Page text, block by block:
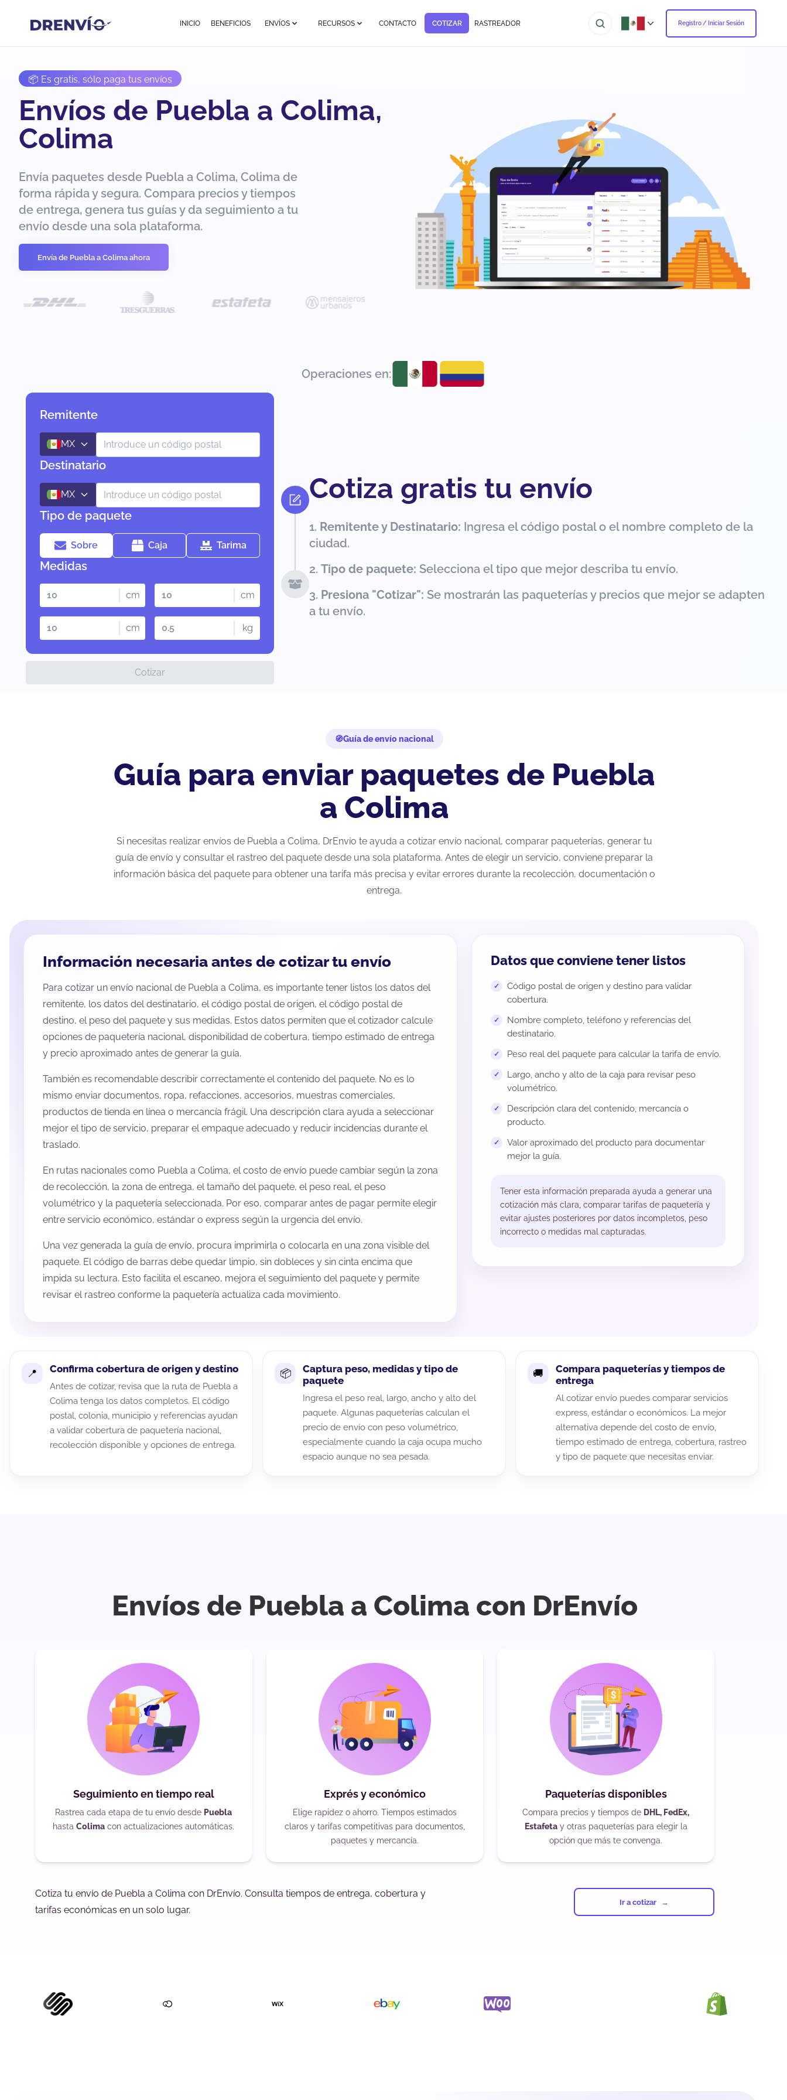
INICIO BENEFICIOS ENVÍOS RECURSOS CONTACTO COTIZAR RASTREADOR Registro / Iniciar Sesión
📦 Es gratis, sólo paga tus envíos
Envíos de Puebla a Colima,
Colima
Envía paquetes desde Puebla a Colima, Colima de
forma rápida y segura. Compara precios y tiempos
de entrega, genera tus guías y da seguimiento a tu
envío desde una sola plataforma.
Envía de Puebla a Colima ahora
Operaciones en:
Remitente
MX
Destinatario
MX
Tipo de paquete
Sobre Caja Tarima
Medidas
cm cm
cm kg
Cotizar
Cotiza gratis tu envío
Remitente y Destinatario: Ingresa el código postal o el nombre completo de la
ciudad.
Tipo de paquete: Selecciona el tipo que mejor describa tu envío.
Presiona "Cotizar": Se mostrarán las paqueterías y precios que mejor se adapten
a tu envío.
Guía de envío nacional
Guía para enviar paquetes de Puebla
a Colima
Si necesitas realizar envíos de Puebla a Colima, DrEnvío te ayuda a cotizar envío nacional, comparar paqueterías, generar tu
guía de envío y consultar el rastreo del paquete desde una sola plataforma. Antes de elegir un servicio, conviene preparar la
información básica del paquete para obtener una tarifa más precisa y evitar errores durante la recolección, documentación o
entrega.
Información necesaria antes de cotizar tu envío
Para cotizar un envío nacional de Puebla a Colima, es importante tener listos los datos del
remitente, los datos del destinatario, el código postal de origen, el código postal de
destino, el peso del paquete y sus medidas. Estos datos permiten que el cotizador calcule
opciones de paquetería nacional, disponibilidad de cobertura, tiempo estimado de entrega
y precio aproximado antes de generar la guía.
También es recomendable describir correctamente el contenido del paquete. No es lo
mismo enviar documentos, ropa, refacciones, accesorios, muestras comerciales,
productos de tienda en línea o mercancía frágil. Una descripción clara ayuda a seleccionar
mejor el tipo de servicio, preparar el empaque adecuado y reducir incidencias durante el
traslado.
En rutas nacionales como Puebla a Colima, el costo de envío puede cambiar según la zona
de recolección, la zona de entrega, el tamaño del paquete, el peso real, el peso
volumétrico y la paquetería seleccionada. Por eso, comparar antes de pagar permite elegir
entre servicio económico, estándar o express según la urgencia del envío.
Una vez generada la guía de envío, procura imprimirla o colocarla en una zona visible del
paquete. El código de barras debe quedar limpio, sin dobleces y sin cinta encima que
impida su lectura. Esto facilita el escaneo, mejora el seguimiento del paquete y permite
revisar el rastreo conforme la paquetería actualiza cada movimiento.
Datos que conviene tener listos
Código postal de origen y destino para validar
cobertura.
Nombre completo, teléfono y referencias del
destinatario.
Peso real del paquete para calcular la tarifa de envío.
Largo, ancho y alto de la caja para revisar peso
volumétrico.
Descripción clara del contenido, mercancía o
producto.
Valor aproximado del producto para documentar
mejor la guía.
Tener esta información preparada ayuda a generar una
cotización más clara, comparar tarifas de paquetería y
evitar ajustes posteriores por datos incompletos, peso
incorrecto o medidas mal capturadas.
Confirma cobertura de origen y destino
Antes de cotizar, revisa que la ruta de Puebla a
Colima tenga los datos completos. El código
postal, colonia, municipio y referencias ayudan
a validar cobertura de paquetería nacional,
recolección disponible y opciones de entrega.
Captura peso, medidas y tipo de
paquete
Ingresa el peso real, largo, ancho y alto del
paquete. Algunas paqueterías calculan el
precio de envío con peso volumétrico,
especialmente cuando la caja ocupa mucho
espacio aunque no sea pesada.
Compara paqueterías y tiempos de
entrega
Al cotizar envío puedes comparar servicios
express, estándar o económicos. La mejor
alternativa depende del costo de envío,
tiempo estimado de entrega, cobertura, rastreo
y tipo de paquete que necesitas enviar.
Envíos de Puebla a Colima con DrEnvío
Seguimiento en tiempo real
Rastrea cada etapa de tu envío desde Puebla
hastaColima con actualizaciones automáticas.
Exprés y económico
Elige rapidez o ahorro. Tiempos estimados
claros y tarifas competitivas para documentos,
paquetes y mercancía.
Paqueterías disponibles
Compara precios y tiempos de DHL, FedEx,
Estafetay otras paqueterías para elegir la
opción que más te convenga.
Cotiza tu envío de Puebla a Colima con DrEnvío. Consulta tiempos de entrega, cobertura y
tarifas económicas en un solo lugar.
Ir a cotizar